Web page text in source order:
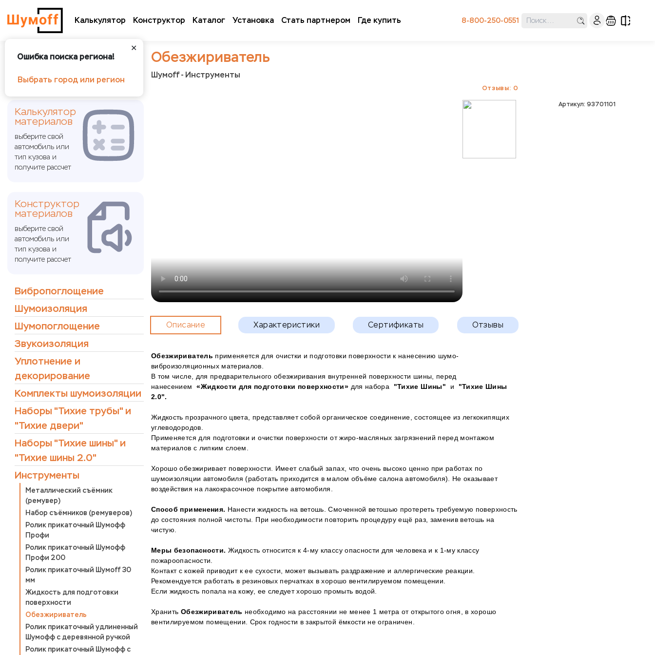
Калькулятор Конструктор Каталог Установка Стать партнером Где купить 8-800-250-0551
✕
Ошибка поиска региона!
Выбрать город или регион
Обезжириватель
Шумoff - Инструменты
Отзывы: 0
Калькулятор
материалов
выберите свой
автомобиль или
тип кузова и
получите рассчет
Конструктор
материалов
выберите свой
автомобиль или
тип кузова и
получите рассчет
Вибропоглощение
Шумоизоляция
Шумопоглощение
Звукоизоляция
Уплотнение и
декорирование
Комплекты шумоизоляции
Наборы "Тихие трубы" и
"Тихие двери"
Наборы "Тихие шины" и
"Тихие шины 2.0"
Инструменты
Металлический съёмник
(ремувер)
Набор съёмников (ремуверов)
Ролик прикаточный Шумофф
Профи
Ролик прикаточный Шумофф
Профи 200
Ролик прикаточный Шумоff 30
мм
Жидкость для подготовки
поверхности
Обезжириватель
Ролик прикаточный удлиненный
Шумофф с деревянной ручкой
Ролик прикаточный Шумофф с
Описание Характеристики Сертификаты Отзывы
Обезжириватель применяется для очистки и подготовки поверхности к нанесению шумо-
виброизоляционных материалов.
В том числе, для предварительного обезжиривания внутренней поверхности шины, перед
нанесением«Жидкости для подготовки поверхности» для набора "Тихие Шины" и "Тихие Шины
2.0".
Жидкость прозрачного цвета, представляет собой органическое соединение, состоящее из легкокипящих
углеводородов.
Применяется для подготовки и очистки поверхности от жиро-масляных загрязнений перед монтажом
материалов с липким слоем.
Хорошо обезжиривает поверхности. Имеет слабый запах, что очень высоко ценно при работах по
шумоизоляции автомобиля (работать приходится в малом объёме салона автомобиля). Не оказывает
воздействия на лакокрасочное покрытие автомобиля.
Способ применения. Нанести жидкость на ветошь. Смоченной ветошью протереть требуемую поверхность
до состояния полной чистоты. При необходимости повторить процедуру ещё раз, заменив ветошь на
чистую.
Меры безопасности. Жидкость относится к 4-му классу опасности для человека и к 1-му классу
пожароопасности.
Контакт с кожей приводит к ее сухости, может вызывать раздражение и аллергические реакции.
Рекомендуется работать в резиновых перчатках в хорошо вентилируемом помещении.
Если жидкость попала на кожу, ее следует хорошо промыть водой.
Хранить Обезжириватель необходимо на расстоянии не менее 1 метра от открытого огня, в хорошо
вентилируемом помещении. Срок годности в закрытой ёмкости не ограничен.
Артикул: 93701101